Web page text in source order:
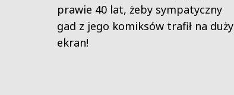
prawie 40 lat, żeby sympatyczny
gad z jego komiksów trafił na duży
ekran!